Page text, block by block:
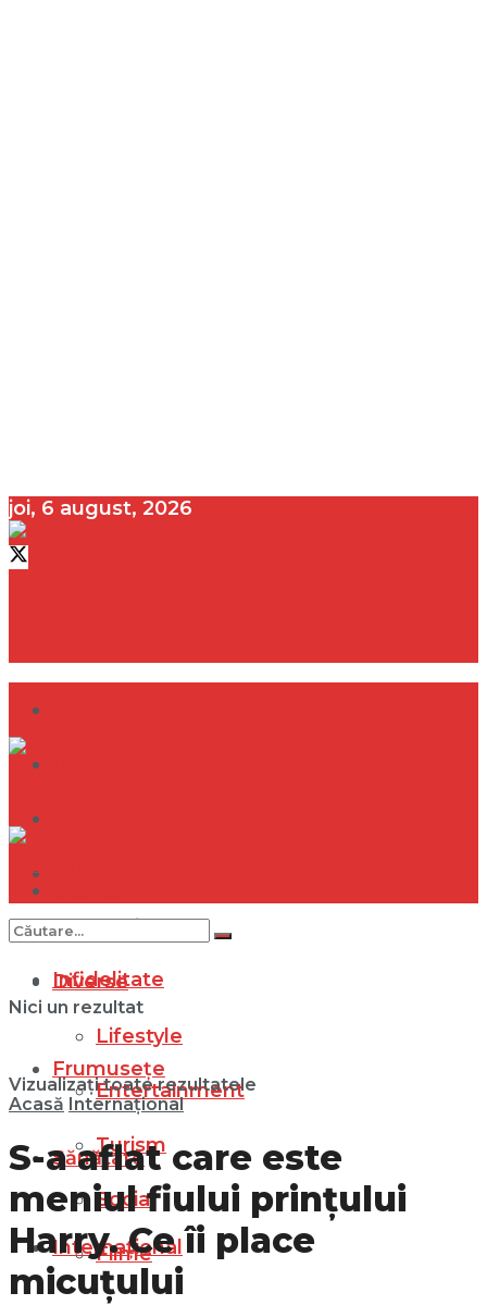
joi, 6 august, 2026
Internațional
Diverse
Lifestyle
Entertainment
Turism
Social
Filme
Infidelitate
Frumusețe
Sănătate
Internațional
Nici un rezultat
Vizualizați toate rezultatele
Acasă Internațional
S-a aflat care este
meniul fiului prințului
Harry. Ce îi place
micuțului